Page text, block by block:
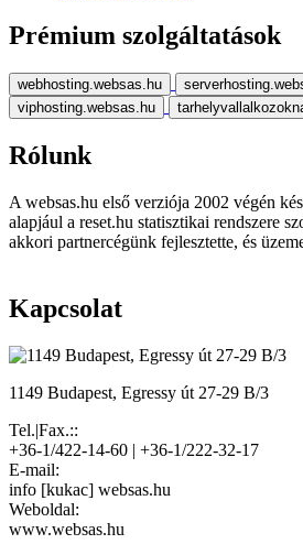
Prémium szolgáltatások
webhosting.websas.hu
viphosting.websas.hu
Rólunk
A websas.hu első verziója 2002 végén
alapjául a reset.hu statisztikai rendszere
akkori partnercégünk fejlesztette, és
Kapcsolat
1149 Budapest, Egressy út 27-29 B/3
Tel.|Fax.::
+36-1/422-14-60 | +36-1/222-32-17
E-mail:
info [kukac] websas.hu
Weboldal:
www.websas.hu